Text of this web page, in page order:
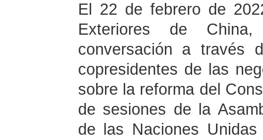
El 22 de febrero de
Exteriores de
conversación a través
copresidentes de las
sobre la reforma del
de sesiones de la
de las Naciones